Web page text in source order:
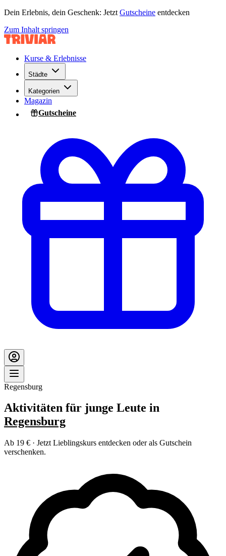
Dein Erlebnis, dein Geschenk: Jetzt Gutscheine entdecken
Zum Inhalt springen
Kurse & Erlebnisse
Städte
Kategorien
Magazin
Gutscheine
Regensburg
Aktivitäten für junge Leute in
Regensburg
Ab 19 € · Jetzt Lieblingskurs entdecken oder als Gutschein
verschenken.